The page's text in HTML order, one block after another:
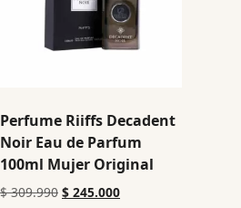
Perfume Riiffs Decadent
Noir Eau de Parfum
100ml Mujer Original
$309.990 $ 245.000